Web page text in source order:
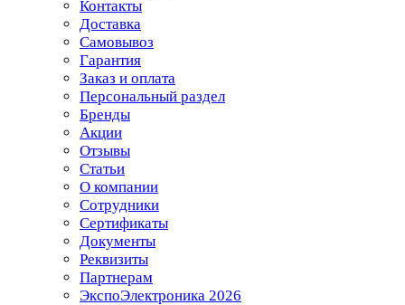
Контакты
Доставка
Самовывоз
Гарантия
Заказ и оплата
Персональный раздел
Бренды
Акции
Отзывы
Статьи
О компании
Сотрудники
Сертификаты
Документы
Реквизиты
Партнерам
ЭкспоЭлектроника 2026